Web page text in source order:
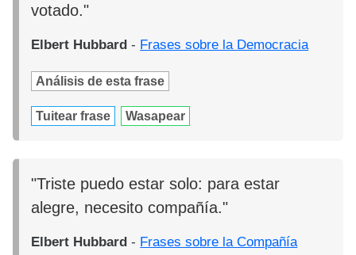
votado."
Elbert Hubbard - Frases sobre la Democracia
Análisis de esta frase
Tuitear frase Wasapear
"Triste puedo estar solo: para estar
alegre, necesito compañía."
Elbert Hubbard - Frases sobre la Compañía